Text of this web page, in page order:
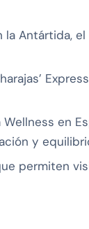
Antártida, el
en
y
permiten